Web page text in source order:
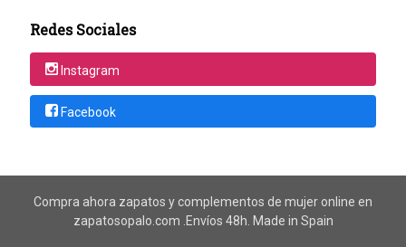
Redes Sociales
Instagram
Facebook
Compra ahora zapatos y complementos de mujer online en
zapatosopalo.com .Envíos 48h. Made in Spain